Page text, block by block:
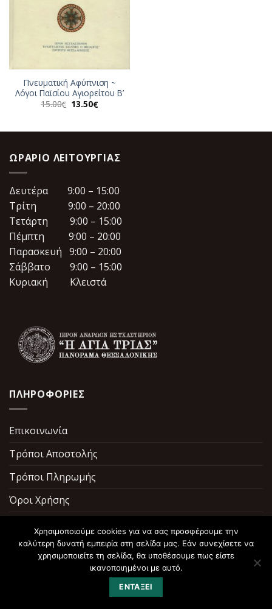
Πνευματική Αφύπνιση ~
Λόγοι Παϊσίου Αγιορείτου Β’
15.00€ Original
price
13.50€Η
13.50€.
ΩΡΆΡΙΟ ΛΕΙΤΟΥΡΓΊΑΣ
Δευτέρα 9:00 – 15:00
Τρίτη 9:00 – 20:00
Τετάρτη 9:00 – 15:00
Πέμπτη 9:00 – 20:00
Παρασκευή 9:00 – 20:00
Σάββατο 9:00 – 15:00
Κυριακή Κλειστά
ΠΛΗΡΟΦΟΡΙΕΣ
Επικοινωνία
Τρόποι Αποστολής
Τρόποι Πληρωμής
Όροι Χρήσης
Copyright 2026 ©ToPerivoliTisPanagias
Χρησιμοποιούμε cookies για να σας προσφέρουμε την
καλύτερη δυνατή εμπειρία στη σελίδα μας. Εάν συνεχίσετε να
χρησιμοποιείτε τη σελίδα, θα υποθέσουμε πως είστε
ικανοποιημένοι με αυτό.
ΕΝΤΆΞΕΙ